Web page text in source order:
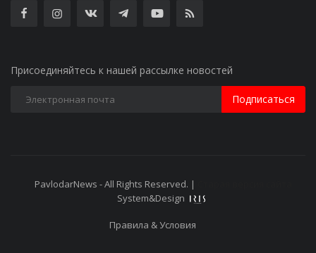
Присоединяйтесь к нашей рассылке новостей
Подписаться
PavlodarNews - All Rights Reserved. |
System&Design
Правила & Условия